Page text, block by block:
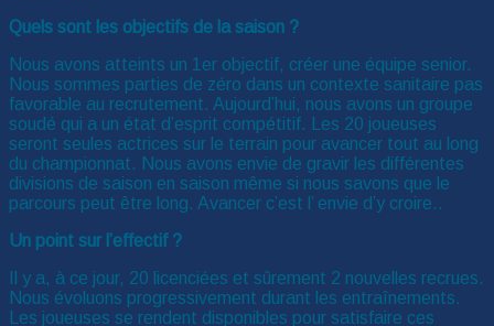
Quels sont les objectifs de la saison ?
Nous avons atteints un 1er objectif, créer une équipe senior.
Nous sommes parties de zéro dans un contexte sanitaire pas
favorable au recrutement. Aujourd’hui, nous avons un groupe
soudé qui a un état d’esprit compétitif. Les 20 joueuses
seront seules actrices sur le terrain pour avancer tout au long
du championnat. Nous avons envie de gravir les différentes
divisions de saison en saison même si nous savons que le
parcours peut être long. Avancer c’est l’ envie d’y croire..
Un point sur l’effectif ?
Il y a, à ce jour, 20 licenciées et sûrement 2 nouvelles recrues.
Nous évoluons progressivement durant les entraînements.
Les joueuses se rendent disponibles pour satisfaire ces